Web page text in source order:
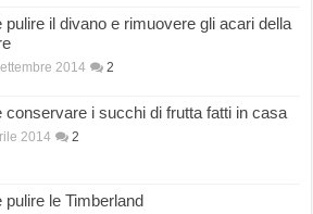
pulire il divano e rimuovere gli acari della
2014 2
conservare i succhi di frutta fatti in casa
2014 2
pulire le Timberland